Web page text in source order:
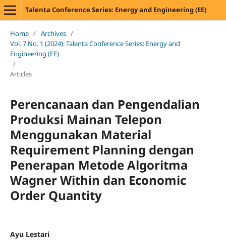
Talenta Conference Series: Energy and Engineering (EE)
Home / Archives /
Vol. 7 No. 1 (2024): Talenta Conference Series: Energy and
Engineering (EE)
/
Articles
Perencanaan dan Pengendalian
Produksi Mainan Telepon
Menggunakan Material
Requirement Planning dengan
Penerapan Metode Algoritma
Wagner Within dan Economic
Order Quantity
Ayu Lestari